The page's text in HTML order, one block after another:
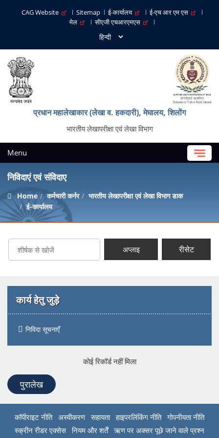
CAG Website Sitemap ई-कार्यालय
ई-एच आर एम एस
मेल
सीएजी एचआरएमएस
प्रधान महालेखाकार (लेखा व. हकदारी), मेघालय, शिलोंग
भारतीय लेखापरीक्षा एवं लेखा विभाग
Menu
निविदाएं एवं संविदाए
Home कर्मचारी कर्नर
भारतीय लेखापरीक्षा एवं लेखा विभाग डाक
ई-कार्यालय
अप्लाइ रीसेट
कार्य हेतु जुड़े
निविदा सूचनाएँ
कोई रिकॉर्ड नहीं मिला
पुरालेख
कॉपीराइट नीति अस्वीकरण सहायता हाइपरलिंकिंग नीति
गोपनीयता नीति
स्क्रीन रीडर एक्सेस
नियम और शर्तें ऋण पर अक्सर पूछे जाने वाले प्रश्न